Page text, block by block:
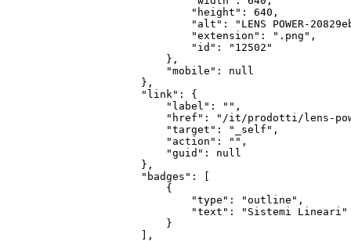
                "height": 640,
"alt": "LENS POWER-
                "extension": ".png",
                "id": "12502"
            },
            "mobile": null
        },
        "link": {
            "label": "",
"href": "/it/prodotti/lens-
            "target": "_self",
            "action": "",
            "guid": null
        },
        "badges": [
            {
                "type": "outline",
                "text": "Sistemi Lineari"
            }
        ],